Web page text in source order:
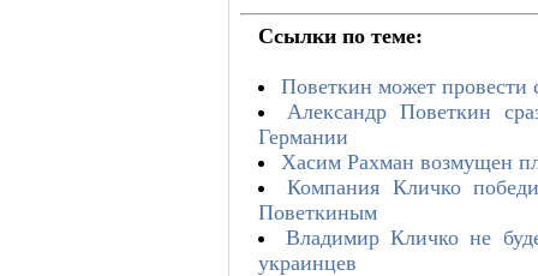
Ссылки по теме:
Поветкин может
Александр Поветкин
Германии
Хасим Рахман возмущен
Компания Кличко
Поветкиным
Владимир Кличко не
украинцев